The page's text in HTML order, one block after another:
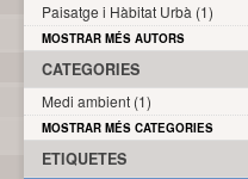
Paisatge i Hàbitat Urbà (1)
MOSTRAR MÉS AUTORS
CATEGORIES
Medi ambient (1)
MOSTRAR MÉS CATEGORIES
ETIQUETES